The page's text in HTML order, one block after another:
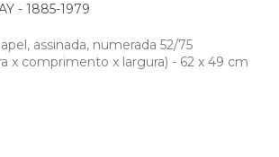
- 1885-1979
assinada, numerada 52/75
x comprimento x largura) - 62 x 49 cm